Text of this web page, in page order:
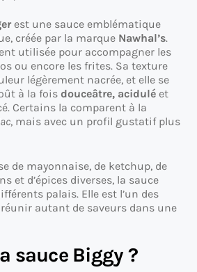
est une sauce emblématique
créée par la marque Nawhal’s.
utilisée pour accompagner les
ou encore les frites. Sa texture
légèrement nacrée, et elle se
à la fois douceâtre, acidulé et
Certains la comparent à la
, mais avec un profil gustatif plus
de mayonnaise, de ketchup, de
et d’épices diverses, la sauce
palais. Elle est l’un des
autant de saveurs dans une
sauce Biggy ?